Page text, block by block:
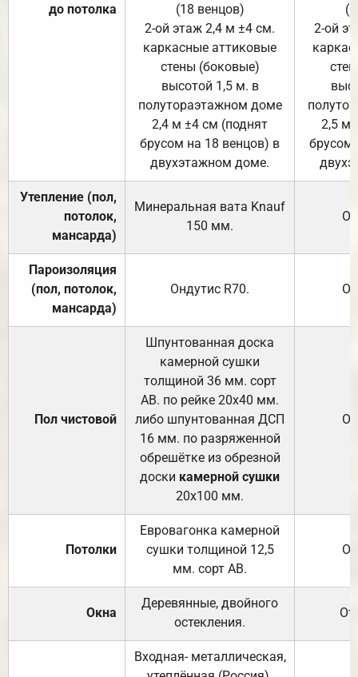
до потолка
(18 венцов)
2-ой этаж 2,4 м ±4 см.
каркасные аттиковые
стены (боковые)
высотой 1,5 м. в
полутораэтажном доме
2,4 м ±4 см (поднят
брусом на 18 венцов) в
двухэтажном доме.
2-ой
2,5 м
брусом
Утепление (пол,
потолок,
мансарда)
Минеральная вата Knauf
150 мм.
Пароизоляция
(пол, потолок,
мансарда)
Ондутис R70.
Пол чистовой
Шпунтованная доска
камерной сушки
толщиной 36 мм. сорт
АВ. по рейке 20х40 мм.
либо шпунтованная ДСП
16 мм. по разряженной
обрешётке из обрезной
доски камерной сушки
20х100 мм.
Потолки
Евровагонка камерной
сушки толщиной 12,5
мм. сорт АВ.
Окна
Деревянные, двойного
остекления.
Входная- металлическая,